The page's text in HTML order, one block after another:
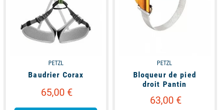
PETZL
Baudrier Corax
65,00 €
PETZL
Bloqueur de pied
droit Pantin
63,00 €